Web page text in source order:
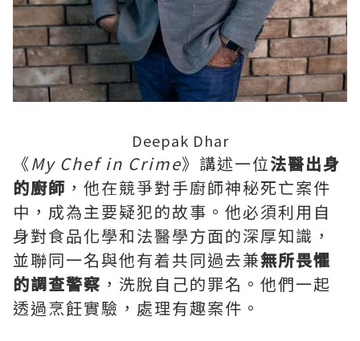
Deepak Dhar
《My Chef in Crime》講述一位法醫出身
的廚師 ，他在競爭對手廚師神秘死亡案件
中，成為主要疑犯的故事。他必須利用自
身對食品化學和法醫學方面的深厚知識，
並聯同一名與他有着共同過去兼無所畏懼
的調查警察 ，洗脫自己的罪名。他們一起
透過烹飪實驗，處理有趣案件。